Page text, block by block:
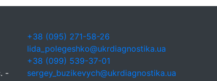
-
+38 (095) 271-58-26
lida_polegeshko@ukrdiagnostika.ua
+38 (099) 539-37-01
sergey_buzikevych@ukrdiagnostika.ua